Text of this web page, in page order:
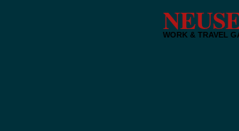
WORK & TRAVEL